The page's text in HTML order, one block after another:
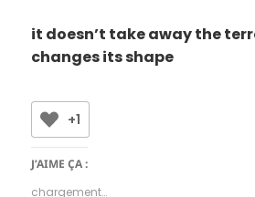
it doesn’t take away the
changes its shape
+1
J’AIME ÇA :
chargement…